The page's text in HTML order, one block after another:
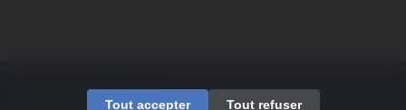
© Copyright - Foyer de l'Âme
Mentions légales
Contactez-nous
Tout accepter Tout refuser